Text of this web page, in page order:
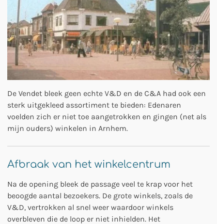
De Vendet bleek geen echte V&D en de C&A had ook een
sterk uitgekleed assortiment te bieden: Edenaren
voelden zich er niet toe aangetrokken en gingen (net als
mijn ouders) winkelen in Arnhem.
Afbraak van het winkelcentrum
Na de opening bleek de passage veel te krap voor het
beoogde aantal bezoekers. De grote winkels, zoals de
V&D, vertrokken al snel weer waardoor winkels
overbleven die de loop er niet inhielden. Het